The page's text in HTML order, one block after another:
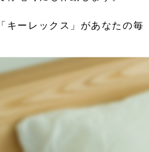
キーレックス」があなたの毎